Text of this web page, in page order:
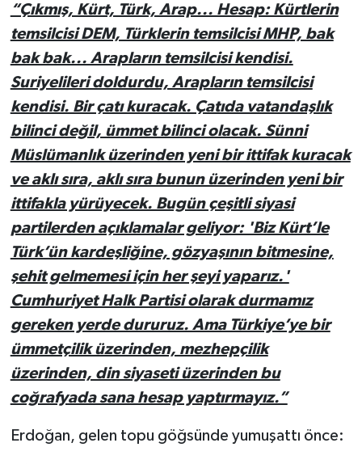
“Çıkmış, Kürt, Türk, Arap... Hesap: Kürtlerin
temsilcisi DEM, Türklerin temsilcisi MHP, bak
bak bak... Arapların temsilcisi kendisi.
Suriyelileri doldurdu, Arapların temsilcisi
kendisi. Bir çatı kuracak. Çatıda vatandaşlık
bilinci değil, ümmet bilinci olacak. Sünni
Müslümanlık üzerinden yeni bir ittifak kuracak
ve aklı sıra, aklı sıra bunun üzerinden yeni bir
ittifakla yürüyecek. Bugün çeşitli siyasi
partilerden açıklamalar geliyor: 'Biz Kürt’le
Türk’ün kardeşliğine, gözyaşının bitmesine,
şehit gelmemesi için her şeyi yaparız.'
Cumhuriyet Halk Partisi olarak durmamız
gereken yerde dururuz. Ama Türkiye’ye bir
ümmetçilik üzerinden, mezhepçilik
üzerinden, din siyaseti üzerinden bu
coğrafyada sana hesap yaptırmayız.”
Erdoğan, gelen topu göğsünde yumuşattı önce: